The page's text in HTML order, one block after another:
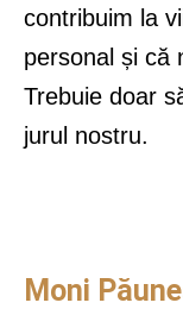
contribuim la
personal și că
Trebuie doar
jurul nostru.
Moni